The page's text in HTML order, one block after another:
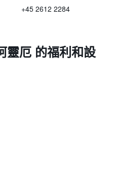
+45 2612 2284
靈厄 的福利和設